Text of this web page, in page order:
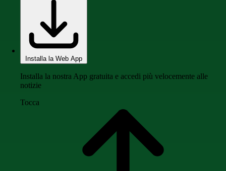
Installa la Web App
Installa la nostra App gratuita e accedi più velocemente alle
notizie
Tocca